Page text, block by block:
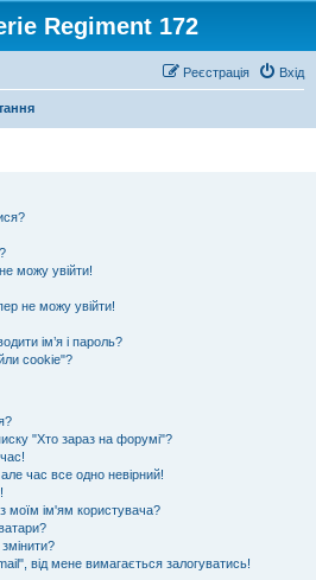
Regiment 172
Вхід
Реєстрація
можу увійти!
не можу увійти!
ім’я і пароль?
cookie"?
"Хто зараз на форумі"?
час все одно невірний!
моїм ім'ям користувача?
від мене вимагається залогуватись!